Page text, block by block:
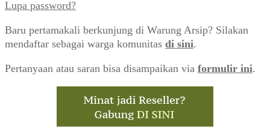
Lupa password?
Baru pertamakali berkunjung di Warung Arsip? Silakan
mendaftar sebagai warga komunitas di sini.
Pertanyaan atau saran bisa disampaikan via formulir ini.